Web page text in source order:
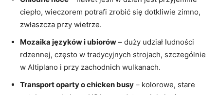
ciepło, wieczorem potrafi zrobić się dotkliwie zimno,
zwłaszcza przy wietrze.
Mozaika języków i ubiorów – duży udział ludności
rdzennej, często w tradycyjnych strojach, szczególnie
w Altiplano i przy zachodnich wulkanach.
Transport oparty o chicken busy – kolorowe, stare